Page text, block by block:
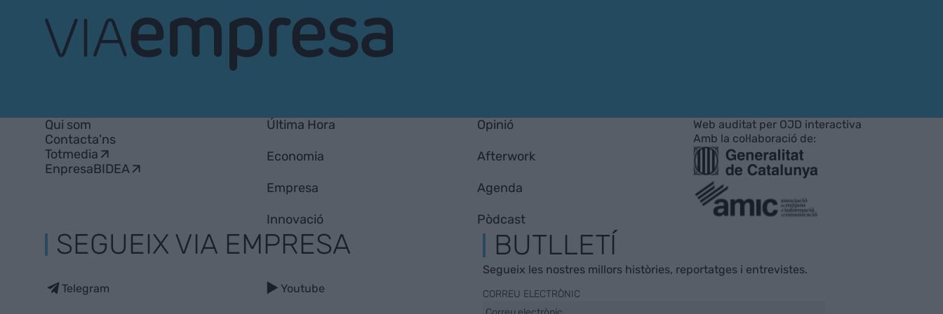
Qui som
Contacta'ns
Totmedia
EnpresaBIDEA
Última Hora
Economia
Empresa
Innovació
Opinió
Afterwork
Agenda
Pòdcast
Web auditat per OJD interactiva
Amb la col·laboració de:
SEGUEIX VIA EMPRESA
Telegram Youtube
BUTLLETÍ
Segueix les nostres millors històries, reportatges i entrevistes.
CORREU ELECTRÒNIC